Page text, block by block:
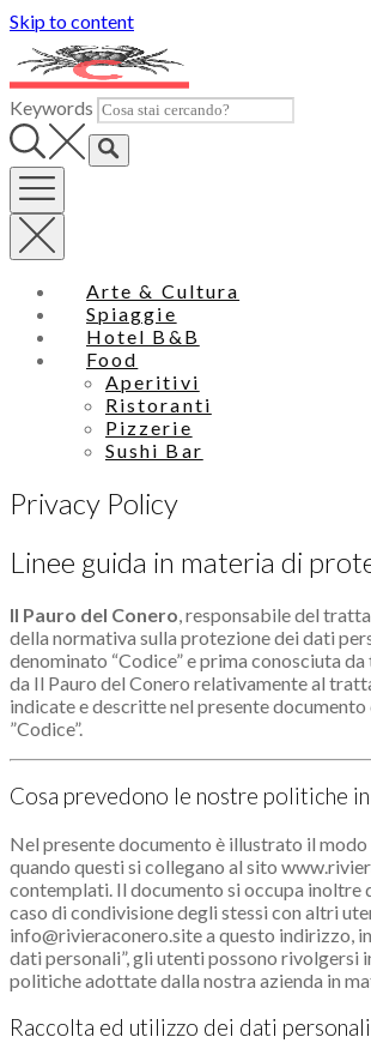
Skip to content
Keywords
Arte & Cultura
Spiaggie
Hotel B&B
Food
Aperitivi
Ristoranti
Pizzerie
Sushi Bar
Privacy Policy
Linee guida in materia di
Il Pauro del Conero , responsabile del
della normativa sulla protezione dei dati
denominato “Codice” e prima conosciuta
da Il Pauro del Conero relativamente al
indicate e descritte nel presente
”Codice”.
Cosa prevedono le nostre politiche
Nel presente documento è illustrato il modo
quando questi si collegano al sito
contemplati. Il documento si occupa inoltre
caso di condivisione degli stessi con altri
info@rivieraconero.site a questo indirizzo,
dati personali”, gli utenti possono
politiche adottate dalla nostra azienda in
Raccolta ed utilizzo dei dati personali